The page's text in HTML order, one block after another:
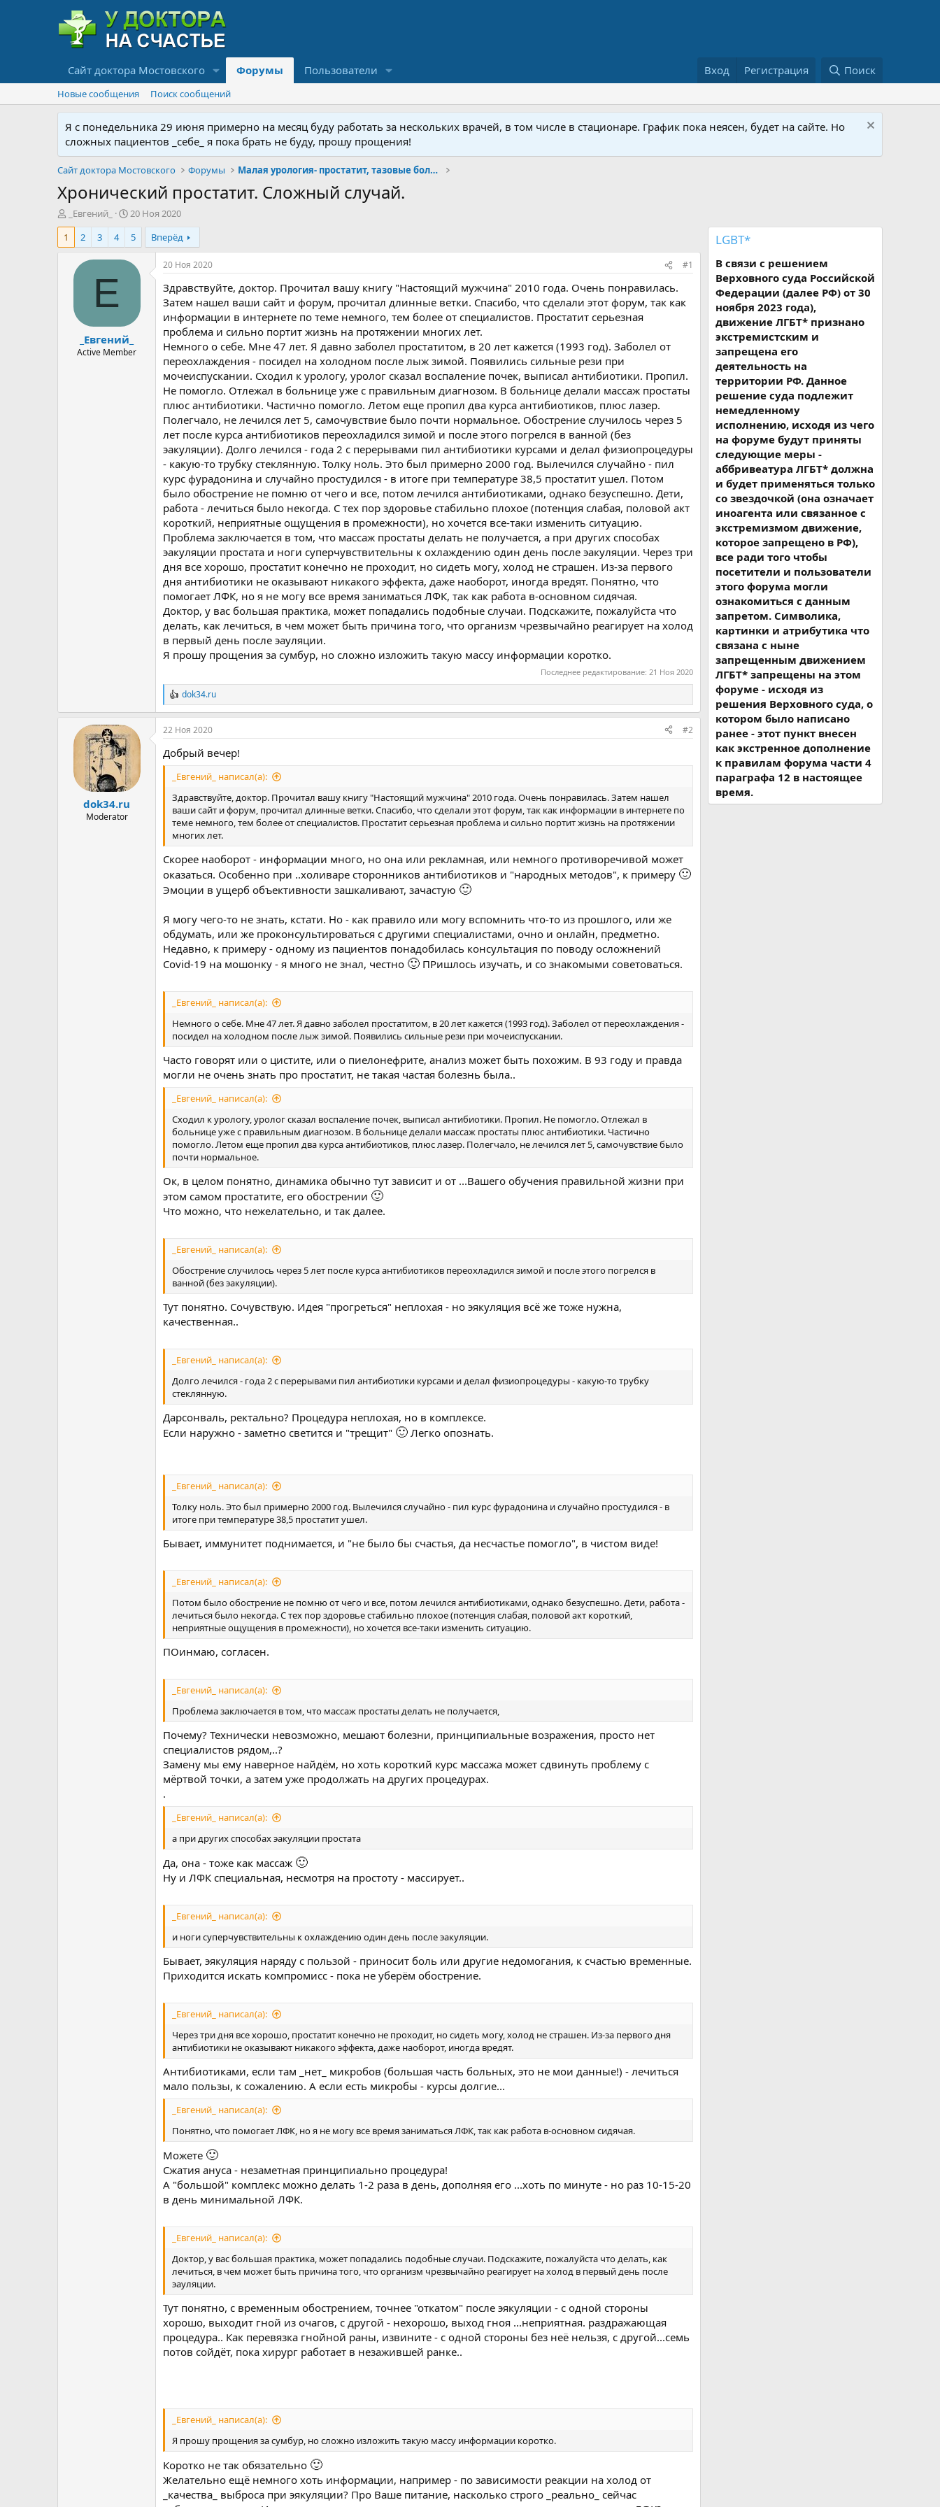
Сайт доктора Мостовского Форумы Пользователи Вход Регистрация Поиск
Новые сообщения Поиск сообщений
Я с понедельника 29 июня примерно на месяц буду работать за нескольких врачей, в том числе в стационаре. График пока неясен, будет на сайте. Но
сложных пациентов _себе_ я пока брать не буду, прошу прощения!
Сайт доктора Мостовского Форумы Малая урология- простатит, тазовые боли, фиброз
Хронический простатит. Сложный случай.
в
о
ы
_Евгений_
Д
а
т
а
н
а
20 Ноя 2020
1
2 3 4 5 Вперёд
Е
_Евгений_
Active Member
20 Ноя 2020 #1
Здравствуйте, доктор. Прочитал вашу книгу "Настоящий мужчина" 2010 года. Очень понравилась.
Затем нашел ваши сайт и форум, прочитал длинные ветки. Спасибо, что сделали этот форум, так как
информации в интернете по теме немного, тем более от специалистов. Простатит серьезная
проблема и сильно портит жизнь на протяжении многих лет.
Немного о себе. Мне 47 лет. Я давно заболел простатитом, в 20 лет кажется (1993 год). Заболел от
переохлаждения - посидел на холодном после лыж зимой. Появились сильные рези при
мочеиспускании. Сходил к урологу, уролог сказал воспаление почек, выписал антибиотики. Пропил.
Не помогло. Отлежал в больнице уже с правильным диагнозом. В больнице делали массаж простаты
плюс антибиотики. Частично помогло. Летом еще пропил два курса антибиотиков, плюс лазер.
Полегчало, не лечился лет 5, самочувствие было почти нормальное. Обострение случилось через 5
лет после курса антибиотиков переохладился зимой и после этого погрелся в ванной (без
эакуляции). Долго лечился - года 2 с перерывами пил антибиотики курсами и делал физиопроцедуры
- какую-то трубку стеклянную. Толку ноль. Это был примерно 2000 год. Вылечился случайно - пил
курс фурадонина и случайно простудился - в итоге при температуре 38,5 простатит ушел. Потом
было обострение не помню от чего и все, потом лечился антибиотиками, однако безуспешно. Дети,
работа - лечиться было некогда. С тех пор здоровье стабильно плохое (потенция слабая, половой акт
короткий, неприятные ощущения в промежности), но хочется все-таки изменить ситуацию.
Проблема заключается в том, что массаж простаты делать не получается, а при других способах
эакуляции простата и ноги суперчувствительны к охлаждению один день после эакуляции. Через три
дня все хорошо, простатит конечно не проходит, но сидеть могу, холод не страшен. Из-за первого
дня антибиотики не оказывают никакого эффекта, даже наоборот, иногда вредят. Понятно, что
помогает ЛФК, но я не могу все время заниматься ЛФК, так как работа в-основном сидячая.
Доктор, у вас большая практика, может попадались подобные случаи. Подскажите, пожалуйста что
делать, как лечиться, в чем может быть причина того, что организм чрезвычайно реагирует на холод
в первый день после эауляции.
Я прошу прощения за сумбур, но сложно изложить такую массу информации коротко.
Последнее редактирование: 21 Ноя 2020
Р
е
а
к
и
и
dok34.ru
dok34.ru
Moderator
22 Ноя 2020 #2
Добрый вечер!
_Евгений_ написал(а):
Здравствуйте, доктор. Прочитал вашу книгу "Настоящий мужчина" 2010 года. Очень понравилась. Затем нашел
ваши сайт и форум, прочитал длинные ветки. Спасибо, что сделали этот форум, так как информации в интернете по
теме немного, тем более от специалистов. Простатит серьезная проблема и сильно портит жизнь на протяжении
многих лет.
Скорее наоборот - информации много, но она или рекламная, или немного противоречивой может
оказаться. Особенно при ..холиваре сторонников антибиотиков и "народных методов", к примеру 🙂
Эмоции в ущерб объективности зашкаливают, зачастую 🙂
Я могу чего-то не знать, кстати. Но - как правило или могу вспомнить что-то из прошлого, или же
обдумать, или же проконсультироваться с другими специалистами, очно и онлайн, предметно.
Недавно, к примеру - одному из пациентов понадобилась консультация по поводу осложнений
Covid-19 на мошонку - я много не знал, честно 🙂 ПРишлось изучать, и со знакомыми советоваться.
_Евгений_ написал(а):
Немного о себе. Мне 47 лет. Я давно заболел простатитом, в 20 лет кажется (1993 год). Заболел от переохлаждения -
посидел на холодном после лыж зимой. Появились сильные рези при мочеиспускании.
Часто говорят или о цистите, или о пиелонефрите, анализ может быть похожим. В 93 году и правда
могли не очень знать про простатит, не такая частая болезнь была..
_Евгений_ написал(а):
Сходил к урологу, уролог сказал воспаление почек, выписал антибиотики. Пропил. Не помогло. Отлежал в
больнице уже с правильным диагнозом. В больнице делали массаж простаты плюс антибиотики. Частично
помогло. Летом еще пропил два курса антибиотиков, плюс лазер. Полегчало, не лечился лет 5, самочувствие было
почти нормальное.
Ок, в целом понятно, динамика обычно тут зависит и от ...Вашего обучения правильной жизни при
этом самом простатите, его обострении 🙂
Что можно, что нежелательно, и так далее.
_Евгений_ написал(а):
Обострение случилось через 5 лет после курса антибиотиков переохладился зимой и после этого погрелся в
ванной (без эакуляции).
Тут понятно. Сочувствую. Идея "прогреться" неплохая - но эякуляция всё же тоже нужна,
качественная..
_Евгений_ написал(а):
Долго лечился - года 2 с перерывами пил антибиотики курсами и делал физиопроцедуры - какую-то трубку
стеклянную.
Дарсонваль, ректально? Процедура неплохая, но в комплексе.
Если наружно - заметно светится и "трещит" 🙂 Легко опознать.
_Евгений_ написал(а):
Толку ноль. Это был примерно 2000 год. Вылечился случайно - пил курс фурадонина и случайно простудился - в
итоге при температуре 38,5 простатит ушел.
Бывает, иммунитет поднимается, и "не было бы счастья, да несчастье помогло", в чистом виде!
_Евгений_ написал(а):
Потом было обострение не помню от чего и все, потом лечился антибиотиками, однако безуспешно. Дети, работа -
лечиться было некогда. С тех пор здоровье стабильно плохое (потенция слабая, половой акт короткий,
неприятные ощущения в промежности), но хочется все-таки изменить ситуацию.
ПОинмаю, согласен.
_Евгений_ написал(а):
Проблема заключается в том, что массаж простаты делать не получается,
Почему? Технически невозможно, мешают болезни, принципиальные возражения, просто нет
специалистов рядом,..?
Замену мы ему наверное найдём, но хоть короткий курс массажа может сдвинуть проблему с
мёртвой точки, а затем уже продолжать на других процедурах.
.
_Евгений_ написал(а):
а при других способах эакуляции простата
Да, она - тоже как массаж 🙂
Ну и ЛФК специальная, несмотря на простоту - массирует..
_Евгений_ написал(а):
и ноги суперчувствительны к охлаждению один день после эакуляции.
Бывает, эякуляция наряду с пользой - приносит боль или другие недомогания, к счастью временные.
Приходится искать компромисс - пока не уберём обострение.
_Евгений_ написал(а):
Через три дня все хорошо, простатит конечно не проходит, но сидеть могу, холод не страшен. Из-за первого дня
антибиотики не оказывают никакого эффекта, даже наоборот, иногда вредят.
Антибиотиками, если там _нет_ микробов (большая часть больных, это не мои данные!) - лечиться
мало пользы, к сожалению. А если есть микробы - курсы долгие...
_Евгений_ написал(а):
Понятно, что помогает ЛФК, но я не могу все время заниматься ЛФК, так как работа в-основном сидячая.
Можете 🙂
Сжатия ануса - незаметная принципиально процедура!
А "большой" комплекс можно делать 1-2 раза в день, дополняя его ...хоть по минуте - но раз 10-15-20
в день минимальной ЛФК.
_Евгений_ написал(а):
Доктор, у вас большая практика, может попадались подобные случаи. Подскажите, пожалуйста что делать, как
лечиться, в чем может быть причина того, что организм чрезвычайно реагирует на холод в первый день после
эауляции.
Тут понятно, с временным обострением, точнее "откатом" после эякуляции - с одной стороны
хорошо, выходит гной из очагов, с другой - нехорошо, выход гноя ...неприятная. раздражающая
процедура.. Как перевязка гнойной раны, извините - с одной стороны без неё нельзя, с другой...семь
потов сойдёт, пока хирург работает в незажившей ранке..
_Евгений_ написал(а):
Я прошу прощения за сумбур, но сложно изложить такую массу информации коротко.
Коротко не так обязательно 🙂
Желательно ещё немного хоть информации, например - по зависимости реакции на холод от
_качества_ выброса при эякуляции? Про Ваше питание, насколько строго _реально_ сейчас
LGBT*
В связи с решением
Верховного суда Российской
Федерации (далее РФ) от 30
ноября 2023 года),
движение ЛГБТ* признано
экстремистским и
запрещена его
деятельность на
территории РФ. Данное
решение суда подлежит
немедленному
исполнению, исходя из чего
на форуме будут приняты
следующие меры -
аббривеатура ЛГБТ* должна
и будет применяться только
со звездочкой (она означает
иноагента или связанное с
экстремизмом движение,
которое запрещено в РФ),
все ради того чтобы
посетители и пользователи
этого форума могли
ознакомиться с данным
запретом. Символика,
картинки и атрибутика что
связана с ныне
запрещенным движением
ЛГБТ* запрещены на этом
форуме - исходя из
решения Верховного суда, о
котором было написано
ранее - этот пункт внесен
как экстренное дополнение
к правилам форума части 4
параграфа 12 в настоящее
время.